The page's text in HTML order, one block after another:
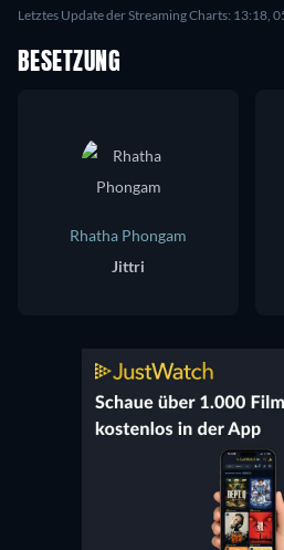
Letztes Update der Streaming Charts: 13:18,
BESETZUNG
Rhatha Phongam
Jittri